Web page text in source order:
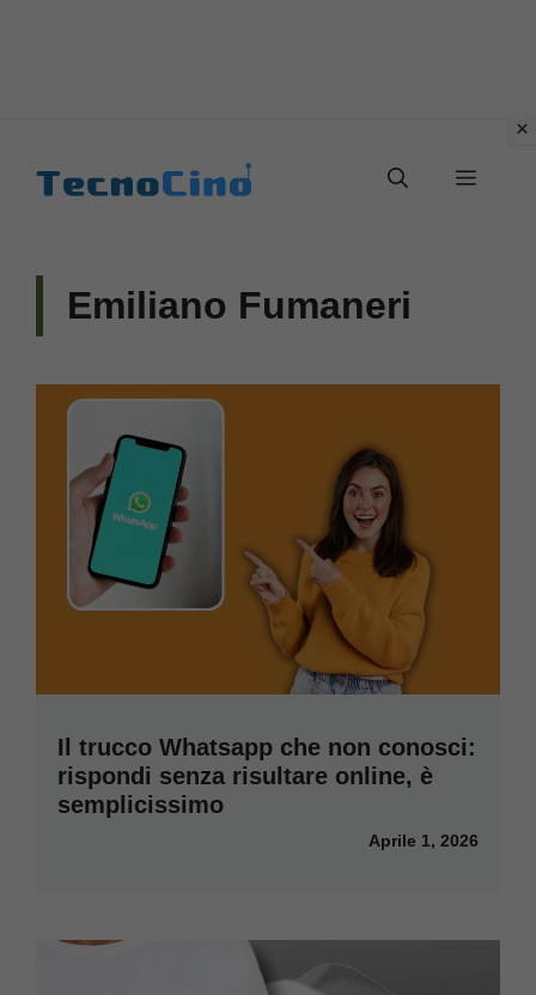
Menu
Emiliano Fumaneri
Il trucco Whatsapp che non conosci:
rispondi senza risultare online, è
semplicissimo
Aprile 1, 2026